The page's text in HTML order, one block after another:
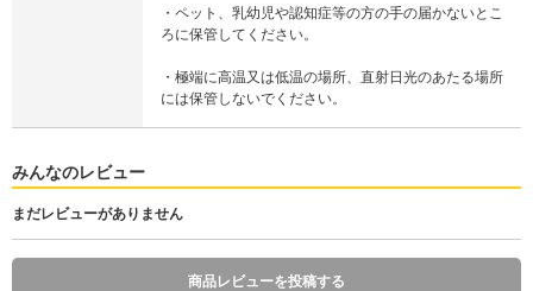
・ペット、乳幼児や認知症等の方の手の届かないとこ
ろに保管してください。
・極端に高温又は低温の場所、直射日光のあたる場所
には保管しないでください。
みんなのレビュー
まだレビューがありません
商品レビューを投稿する